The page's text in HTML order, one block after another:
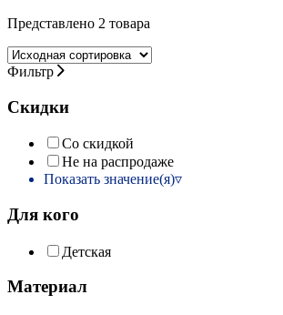
Представлено 2 товара
Фильтр
Скидки
Со скидкой
Не на распродаже
Показать значение(я)
Для кого
Детская
Материал